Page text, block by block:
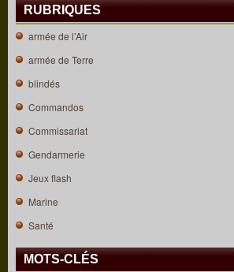
RUBRIQUES
armée de l’Air
armée de Terre
blindés
Commandos
Commissariat
Gendarmerie
Jeux flash
Marine
Santé
MOTS-CLÉS